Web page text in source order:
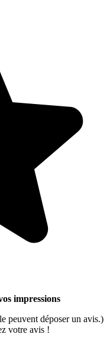
impressions
peuvent déposer un avis.)
votre avis !